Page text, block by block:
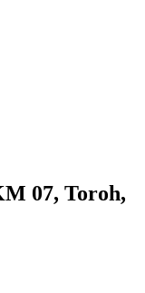
07, Toroh,